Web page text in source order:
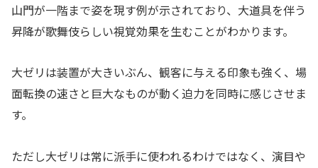
山門が一階まで姿を現す例が示されており、大道具を伴う
昇降が歌舞伎らしい視覚効果を生むことがわかります。
大ゼリは装置が大きいぶん、観客に与える印象も強く、場
面転換の速さと巨大なものが動く迫力を同時に感じさせま
す。
ただし大ゼリは常に派手に使われるわけではなく、演目や